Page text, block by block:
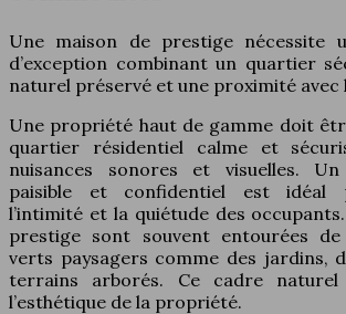
Une maison de prestige nécessite
d’exception combinant un quartier
naturel préservé et une proximité avec
Une propriété haut de gamme doit
quartier résidentiel calme et
nuisances sonores et visuelles.
paisible et confidentiel est idéal
l’intimité et la quiétude des
prestige sont souvent entourées de
verts paysagers comme des jardins,
terrains arborés. Ce cadre
l’esthétique de la propriété.